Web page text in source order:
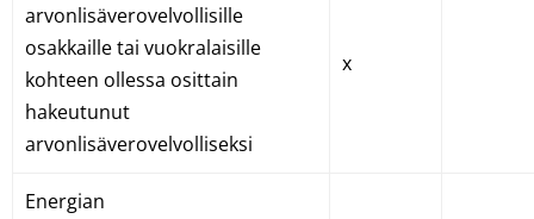
arvonlisäverovelvollisille
osakkaille tai vuokralaisille
kohteen ollessa osittain
hakeutunut
arvonlisäverovelvolliseksi
x
Energian